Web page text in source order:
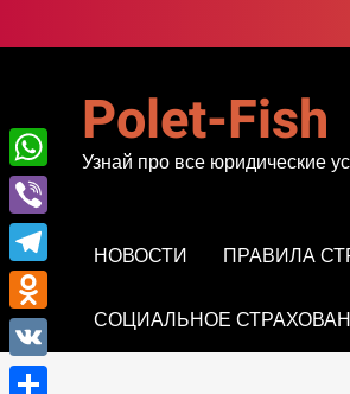
к
Polet-Fish
Узнай про все юридические
НОВОСТИ ПРАВИЛА
СОЦИАЛЬНОЕ
WhatsApp
Viber
Telegram
Odnoklassniki
VK